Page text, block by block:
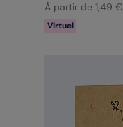
À partir de 1,49 €
Virtuel